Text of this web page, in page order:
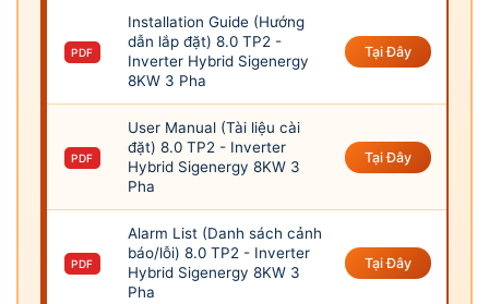
PDF
Installation Guide (Hướng
dẫn lắp đặt) 8.0 TP2 -
Inverter Hybrid Sigenergy
8KW 3 Pha
Tại Đây
PDF
User Manual (Tài liệu cài
đặt) 8.0 TP2 - Inverter
Hybrid Sigenergy 8KW 3
Pha
Tại Đây
PDF
Alarm List (Danh sách cảnh
báo/lỗi) 8.0 TP2 - Inverter
Hybrid Sigenergy 8KW 3
Pha
Tại Đây